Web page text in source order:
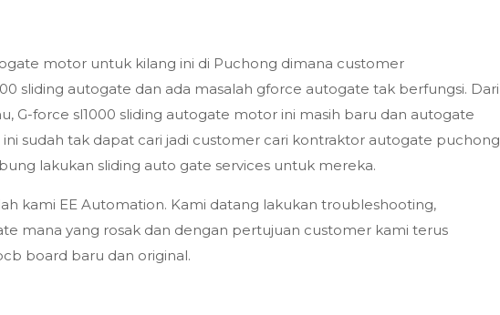
motor untuk kilang ini di Puchong dimana customer
sliding autogate dan ada masalah gforce autogate tak berfungsi. Dari
G-force sl1000 sliding autogate motor ini masih baru dan autogate
sudah tak dapat cari jadi customer cari kontraktor autogate puchong
lakukan sliding auto gate services untuk mereka.
kami EE Automation. Kami datang lakukan troubleshooting,
mana yang rosak dan dengan pertujuan customer kami terus
board baru dan original.